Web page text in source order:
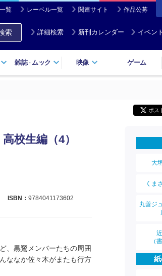
覧 レーベル一覧 関連サイト 作品公募
索 詳細検索 新刊カレンダー イベン
雑誌・ ムック 映像 ゲーム
ポス
校生編（4）
ISBN： 9784041173602
、黒鷺メンバーたちの周囲
ななか佐々木がまたも行方
大
くま
丸善ジ
（